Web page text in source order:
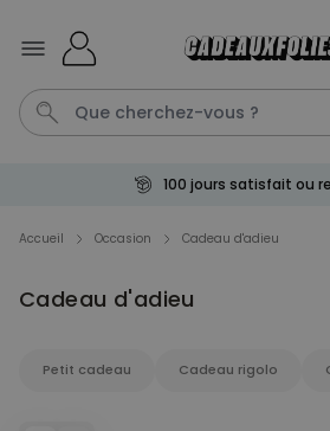
Personnalisable
100 jours satisfait ou
Accueil Occasion Cadeau d'adieu
Cadeau d'adieu
Petit cadeau Cadeau rigolo